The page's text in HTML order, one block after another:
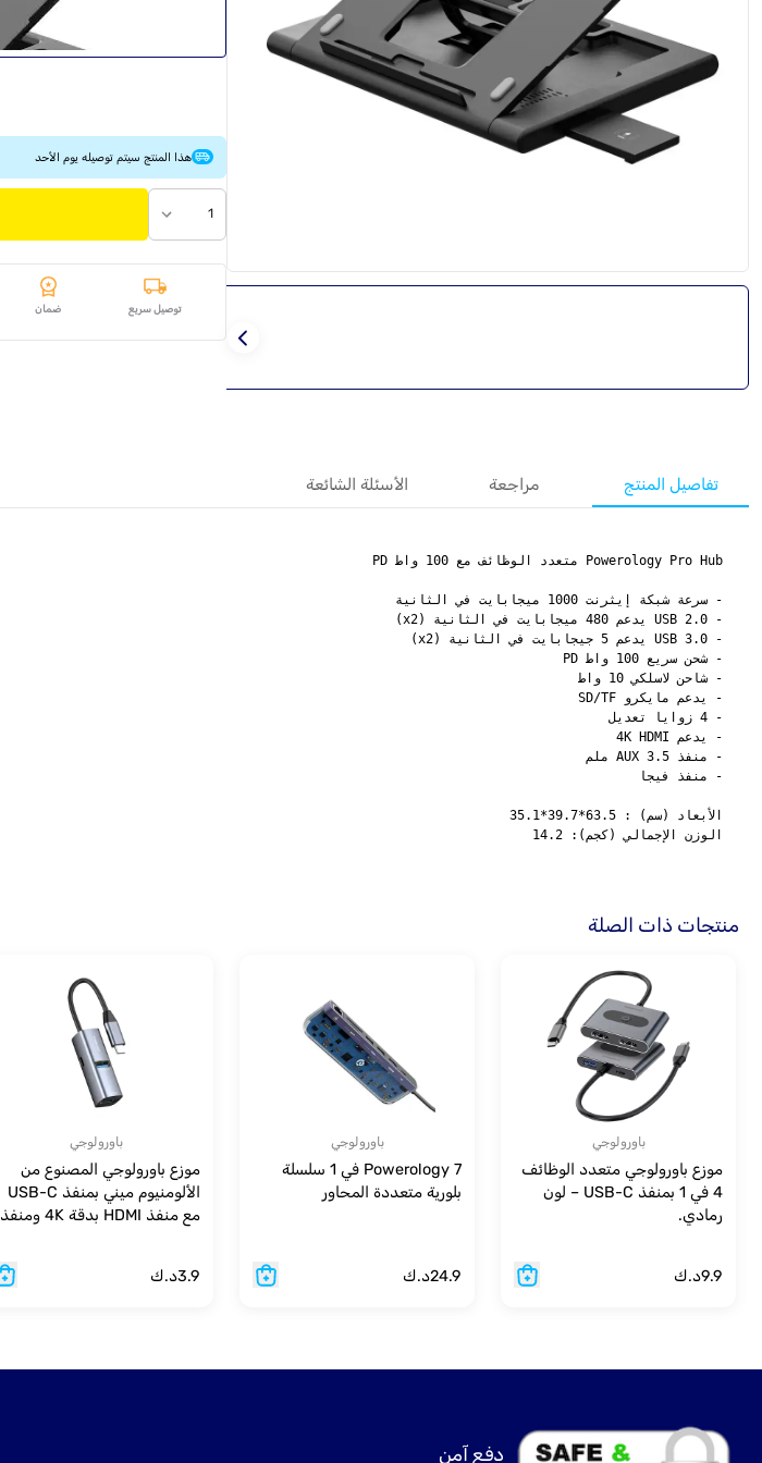
هذا المنتج سيتم توصيله يوم الأحد
1
توصيل سريع ضمان
تفاصيل المنتج مراجعة الأسئلة الشائعة
الوزن الإجمالي (كجم): 14.2
منتجات ذات الصلة
باورولوجي
موزع باورولوجي متعدد الوظائف
4 في 1 بمنفذ USB-C – لون
رمادي.
9.9د.ك
باورولوجي
Powerology 7 في 1 سلسلة
بلورية متعددة المحاور
24.9د.ك
باورولوجي
موزع باورولوجي المصنوع من
الألومنيوم ميني بمنفذ USB-C
مع منفذ HDMI بدقة 4K ومنفذ
3.9د.ك
دفع آمن